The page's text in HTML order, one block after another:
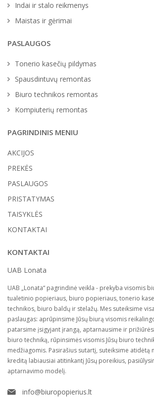
Indai ir stalo reikmenys
Maistas ir gėrimai
PASLAUGOS
Tonerio kasečių pildymas
Spausdintuvų remontas
Biuro technikos remontas
Kompiuterių remontas
PAGRINDINIS MENIU
AKCIJOS
PREKĖS
PASLAUGOS
PRISTATYMAS
TAISYKLĖS
KONTAKTAI
KONTAKTAI
UAB Lonata
UAB „Lonata“ pagrindinė veikla - prekyba visomis
tualetinio popieriaus, biuro popieriaus, tonerio
technikos, biuro baldų ir stelažų. Mes suteiksime
paslaugas: aprūpinsime Jūsų biurą visomis
patarsime įsigyjant įrangą, aptarnausime ir
biuro techniką, rūpinsimės visomis Jūsų biuro
medžiagomis. Pasirašius sutartį, suteiksime atidėtą
kreditą labiausiai atitinkantį Jūsų poreikius,
aptarnavimo modelį.
info@biuropopierius.lt